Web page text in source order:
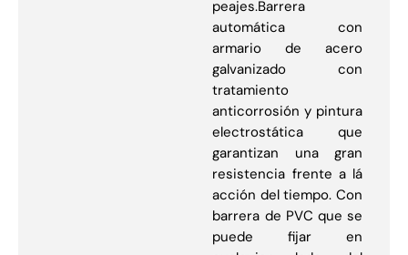
peajes.Barrera
automática con
armario de acero
galvanizado con
tratamiento
anticorrosión y pintura
electrostática que
garantizan una gran
resistencia frente a lá
acción del tiempo. Con
barrera de PVC que se
puede fijar en